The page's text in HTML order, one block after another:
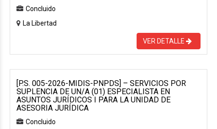
Concluido
La Libertad
VER DETALLE
[P.S. 005-2026-MIDIS-PNPDS] – SERVICIOS POR
SUPLENCIA DE UN/A (01) ESPECIALISTA EN
ASUNTOS JURÍDICOS I PARA LA UNIDAD DE
ASESORIA JURÍDICA
Concluido